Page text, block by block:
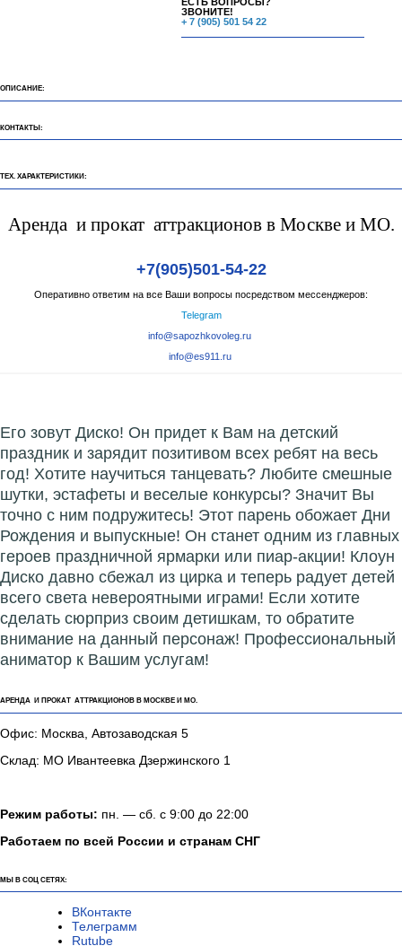
ЕСТЬ ВОПРОСЫ?
ЗВОНИТЕ!
+ 7 (905) 501 54 22
ОПИСАНИЕ:
КОНТАКТЫ:
ТЕХ. ХАРАКТЕРИСТИКИ:
Аренда и прокат аттракционов в Москве и МО.
+7(905)501-54-22
Оперативно ответим на все Ваши вопросы посредством мессенджеров:
Telegram
info@sapozhkovoleg.ru
info@es911.ru
Его зовут Диско! Он придет к Вам на детский
праздник и зарядит позитивом всех ребят на весь
год! Хотите научиться танцевать? Любите смешные
шутки, эстафеты и веселые конкурсы? Значит Вы
точно с ним подружитесь! Этот парень обожает Дни
Рождения и выпускные! Он станет одним из главных
героев праздничной ярмарки или пиар-акции! Клоун
Диско давно сбежал из цирка и теперь радует детей
всего света невероятными играми! Если хотите
сделать сюрприз своим детишкам, то обратите
внимание на данный персонаж! Профессиональный
аниматор к Вашим услугам!
АРЕНДА И ПРОКАТ АТТРАКЦИОНОВ В МОСКВЕ И МО.
Офис: Москва, Автозаводская 5
Склад: МО Ивантеевка Дзержинского 1
Режим работы: пн. — сб. с 9:00 до 22:00
Работаем по всей России и странам СНГ
МЫ В СОЦ СЕТЯХ:
ВКонтакте
Телеграмм
Rutube